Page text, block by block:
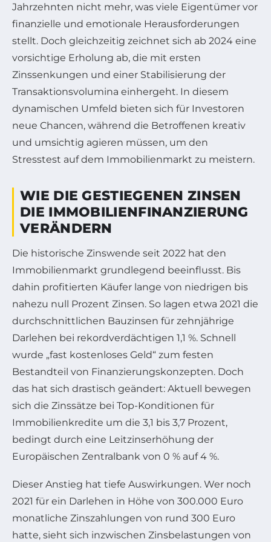
Jahrzehnten nicht mehr, was viele Eigentümer vor
finanzielle und emotionale Herausforderungen
stellt. Doch gleichzeitig zeichnet sich ab 2024 eine
vorsichtige Erholung ab, die mit ersten
Zinssenkungen und einer Stabilisierung der
Transaktionsvolumina einhergeht. In diesem
dynamischen Umfeld bieten sich für Investoren
neue Chancen, während die Betroffenen kreativ
und umsichtig agieren müssen, um den
Stresstest auf dem Immobilienmarkt zu meistern.
WIE DIE GESTIEGENEN ZINSEN
DIE IMMOBILIENFINANZIERUNG
VERÄNDERN
Die historische Zinswende seit 2022 hat den
Immobilienmarkt grundlegend beeinflusst. Bis
dahin profitierten Käufer lange von niedrigen bis
nahezu null Prozent Zinsen. So lagen etwa 2021 die
durchschnittlichen Bauzinsen für zehnjährige
Darlehen bei rekordverdächtigen 1,1 %. Schnell
wurde „fast kostenloses Geld“ zum festen
Bestandteil von Finanzierungskonzepten. Doch
das hat sich drastisch geändert: Aktuell bewegen
sich die Zinssätze bei Top-Konditionen für
Immobilienkredite um die 3,1 bis 3,7 Prozent,
bedingt durch eine Leitzinserhöhung der
Europäischen Zentralbank von 0 % auf 4 %.
Dieser Anstieg hat tiefe Auswirkungen. Wer noch
2021 für ein Darlehen in Höhe von 300.000 Euro
monatliche Zinszahlungen von rund 300 Euro
hatte, sieht sich inzwischen Zinsbelastungen von